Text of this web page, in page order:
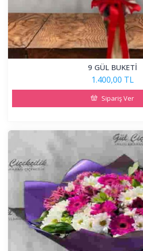
9 GÜL BUKETİ
1.400,00 TL
Sipariş Ver